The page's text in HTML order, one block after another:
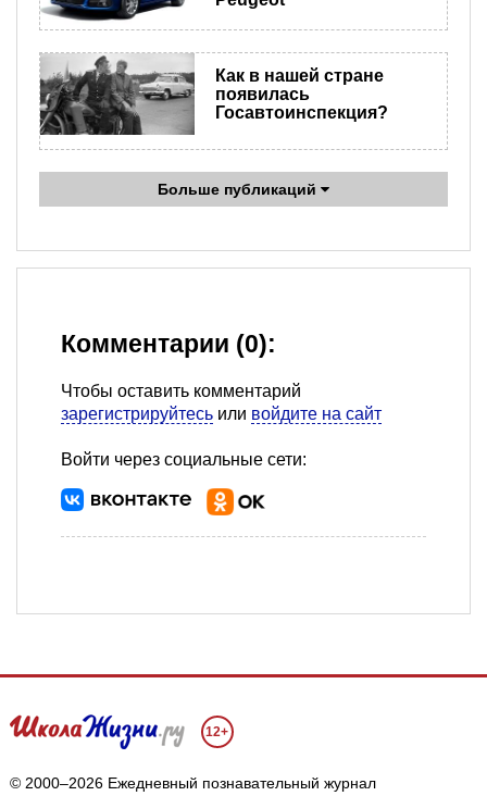
Как в нашей стране
появилась
Госавтоинспекция?
Больше публикаций
Комментарии (0):
Чтобы оставить комментарий
зарегистрируйтесь или войдите на сайт
Войти через социальные сети:
12+
© 2000–2026 Ежедневный познавательный журнал